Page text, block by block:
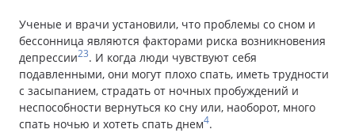
Ученые и врачи установили, что проблемы со сном и
бессонница являются факторами риска возникновения
депрессии23. И когда люди чувствуют себя
подавленными, они могут плохо спать, иметь трудности
с засыпанием, страдать от ночных пробуждений и
неспособности вернуться ко сну или, наоборот, много
спать ночью и хотеть спать днем4.